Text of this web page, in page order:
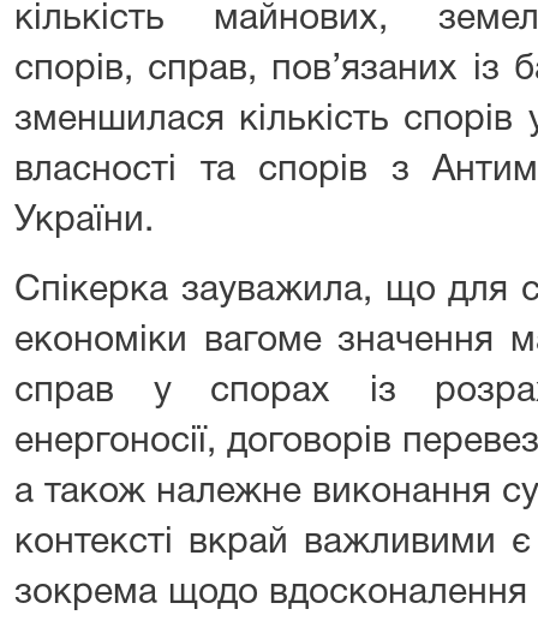
кількість майнових,
спорів, справ, пов’язаних із
зменшилася кількість спорів
власності та спорів з
України.
Спікерка зауважила, що для
економіки вагоме значення
справ у спорах із
енергоносії, договорів
а також належне виконання
контексті вкрай важливими є
зокрема щодо вдосконалення